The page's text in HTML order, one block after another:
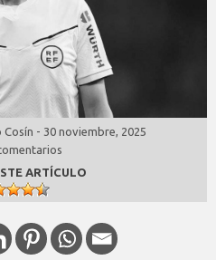
- 30 noviembre, 2025
ARTÍCULO